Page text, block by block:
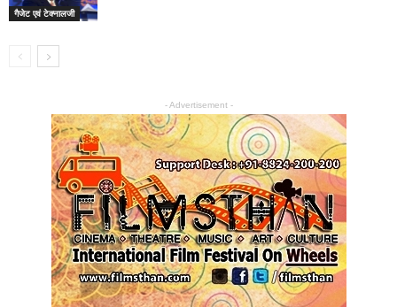
गैजेट एवं टेक्नालजी
- Advertisement -